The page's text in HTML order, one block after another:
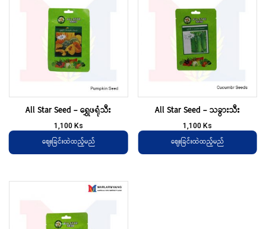
All Star Seed – ရွှေဖရုံသီး
1,100 Ks
ဈေးခြင်းထဲထည့်မည်
All Star Seed – သခွားသီး
1,100Ks
ဈေးခြင်းထဲထည့်မည်